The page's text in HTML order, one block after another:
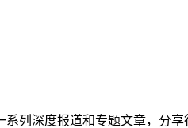
列深度报道和专题文章，分